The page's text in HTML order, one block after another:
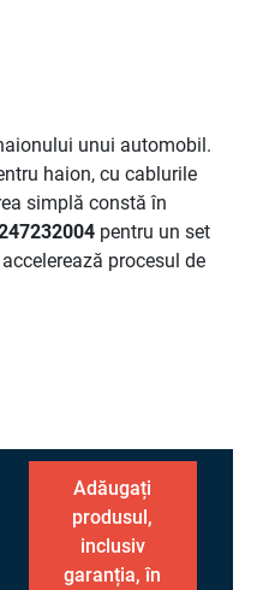
unui automobil.
haion, cu cablurile
simplă constă în
pentru un set
procesul de
Adăugați
produsul,
inclusiv
garanția, în